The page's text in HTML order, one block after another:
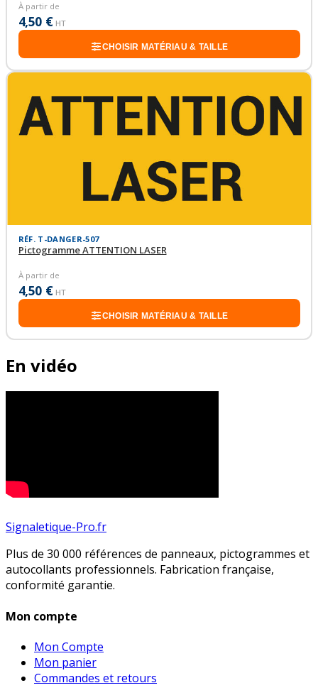
À partir de
4,50 € HT
CHOISIR MATÉRIAU & TAILLE
RÉF. T-DANGER-507
Pictogramme ATTENTION LASER
À partir de
4,50 € HT
CHOISIR MATÉRIAU & TAILLE
En vidéo
Signaletique-Pro.fr
Plus de 30 000 références de panneaux, pictogrammes et
autocollants professionnels. Fabrication française,
conformité garantie.
Mon compte
Mon Compte
Mon panier
Commandes et retours